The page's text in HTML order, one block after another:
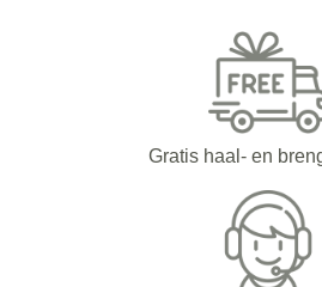
Gratis haal- en